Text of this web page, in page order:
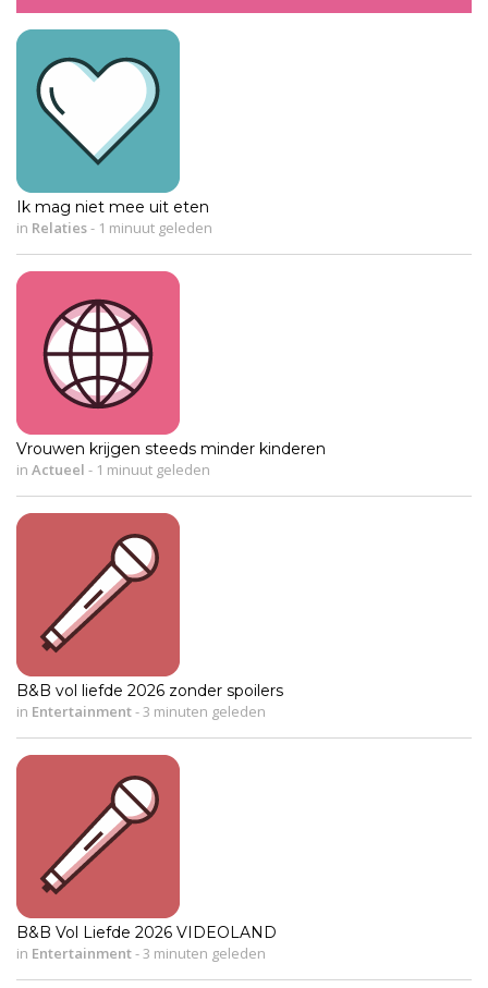
Ik mag niet mee uit eten
in Relaties- 1 minuut geleden
Vrouwen krijgen steeds minder kinderen
in Actueel - 1 minuut geleden
B&B vol liefde 2026 zonder spoilers
in Entertainment- 3 minuten geleden
B&B Vol Liefde 2026 VIDEOLAND
in Entertainment- 3 minuten geleden